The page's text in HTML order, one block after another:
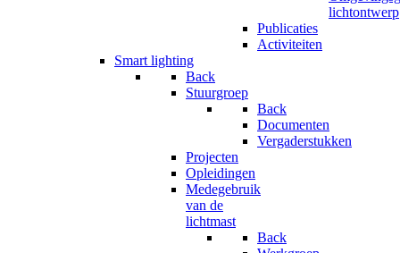
lichtontwerp
Publicaties
Activiteiten
Smart lighting
Back
Stuurgroep
Back
Documenten
Vergaderstukken
Projecten
Opleidingen
Medegebruik
van de
lichtmast
Back